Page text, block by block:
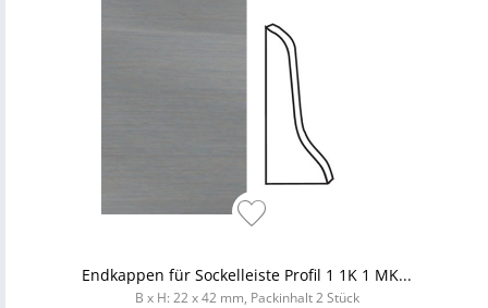
Endkappen für Sockelleiste Profil 1 1K 1 MK...
B x H: 22 x 42 mm, Packinhalt 2 Stück